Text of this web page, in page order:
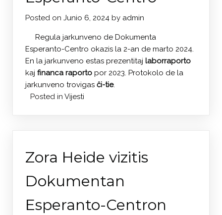
Posted on Junio 6, 2024 by admin
Regula jarkunveno de Dokumenta
Esperanto-Centro okazis la 2-an de marto 2024.
En la jarkunveno estas prezentitaj laborraporto
kaj financa raporto por 2023. Protokolo de la
jarkunveno trovigas ĉi-tie.
Posted in Vijesti
Zora Heide vizitis
Dokumentan
Esperanto-Centron